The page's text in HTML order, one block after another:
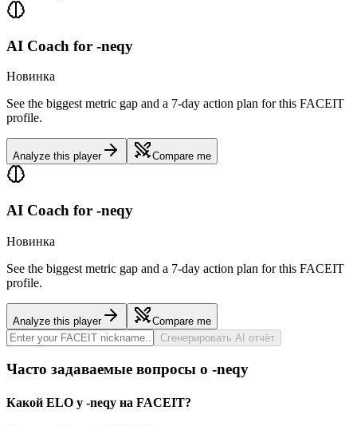
AI Coach for -neqy
Новинка
See the biggest metric gap and a 7-day action plan for this FACEIT
profile.
Analyze this player Compare me
AI Coach for -neqy
Новинка
See the biggest metric gap and a 7-day action plan for this FACEIT
profile.
Analyze this player
Compare me
Сгенерировать AI отчёт
Часто задаваемые вопросы о -neqy
Какой ELO у -neqy на FACEIT?